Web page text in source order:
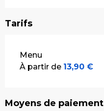
Tarifs
Tarifs 2026
Menu
À partir de 13,90 €
Moyens de paiement